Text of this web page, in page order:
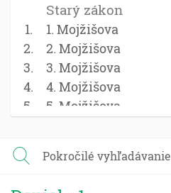
Starý zákon
1. Mojžišova
2. Mojžišova
3. Mojžišova
4. Mojžišova
5. Mojžišova
Rút
Pokročilé vyhľadávanie